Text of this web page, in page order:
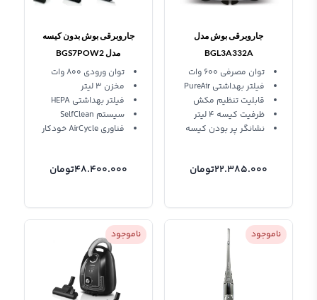
جاروبرقی بوش مدل
BGL3A332A
توان مصرفی 600 وات
فیلتر بهداشتی PureAir
قابلیت تنظیم مکش
ظرفیت کیسه 4 لیتر
نشانگر پر بودن کیسه
22.385.000تومان
جاروبرقی بوش بدون کیسه
مدل BGS7POW2
توان ورودی 800 وات
مخزن 3 لیتر
فیلتر بهداشتی HEPA
سیستم SelfClean
فناوری AirCycle خودکار
48.400.000تومان
ناموجود ناموجود